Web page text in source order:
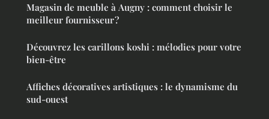
Magasin de meuble à Augny : comment choisir le
meilleur fournisseur ?
Découvrez les carillons koshi : mélodies pour votre
bien-être
Affiches décoratives artistiques : le dynamisme du
sud-ouest